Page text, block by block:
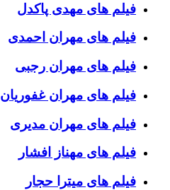
فیلم های مهدی پاکدل
فیلم های مهران احمدی
فیلم های مهران رجبی
فیلم های مهران غفوریان
فیلم های مهران مدیری
فیلم های مهناز افشار
فیلم های میترا حجار